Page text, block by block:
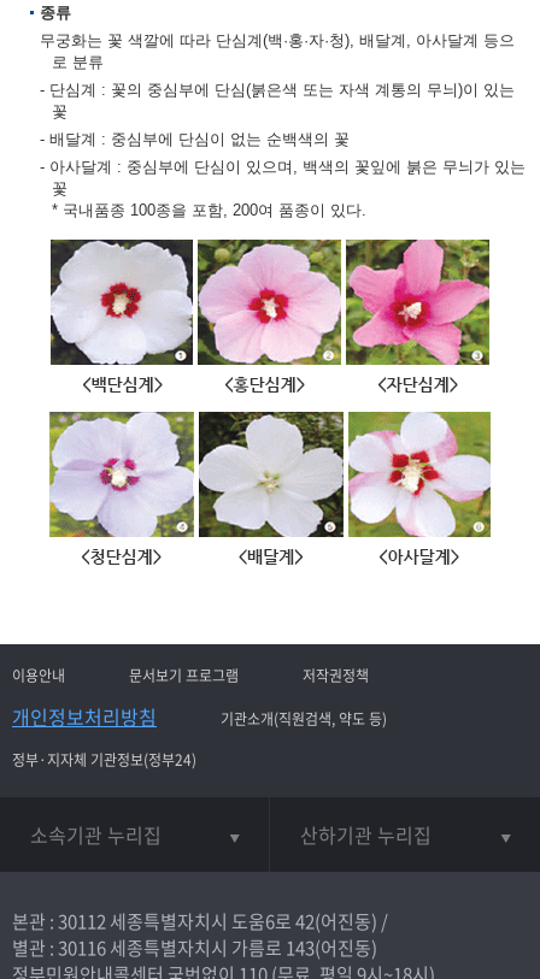
종류
무궁화는 꽃 색깔에 따라 단심계(백·홍·자·청), 배달계, 아사달계 등으
로 분류
- 단심계 : 꽃의 중심부에 단심(붉은색 또는 자색 계통의 무늬)이 있는
꽃
- 배달계 : 중심부에 단심이 없는 순백색의 꽃
- 아사달계 : 중심부에 단심이 있으며, 백색의 꽃잎에 붉은 무늬가 있는
꽃
* 국내품종 100종을 포함, 200여 품종이 있다.
이용안내 문서보기 프로그램 저작권정책
개인정보처리방침
기관소개(직원검색, 약도 등)
정부·지자체 기관정보(정부24)
소속기관 누리집 산하기관 누리집
본관 : 30112 세종특별자치시 도움6로 42(어진동) /
별관 : 30116 세종특별자치시 가름로 143(어진동)